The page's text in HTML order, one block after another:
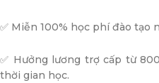
✅ Miễn 100% học phí đào tạo
✅ Hưởng lương trợ cấp từ
thời gian học.